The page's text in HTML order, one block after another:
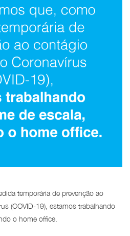
temporária de prevenção ao
(COVID-19), estamos trabalhando
o home office.